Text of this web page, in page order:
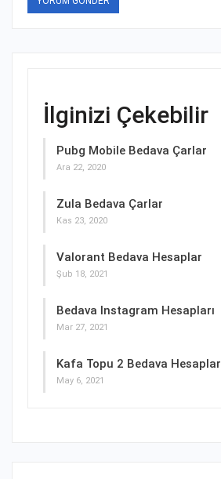
İlginizi Çekebilir
Pubg Mobile Bedava Çarlar
Ara 22, 2020
Zula Bedava Çarlar
Kas 23, 2020
Valorant Bedava Hesaplar
Şub 18, 2021
Bedava Instagram Hesapları
Mar 27, 2021
Kafa Topu 2 Bedava Hesaplar
May 6, 2021